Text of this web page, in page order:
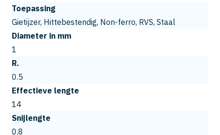
Toepassing
Gietijzer, Hittebestendig, Non-ferro, RVS, Staal
Diameter in mm
1
R.
0.5
Effectieve lengte
14
Snijlengte
0.8